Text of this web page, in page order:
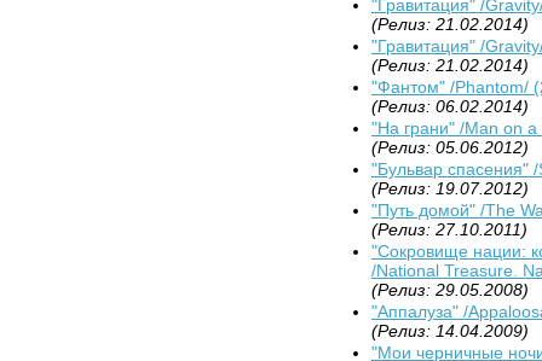
"Гравитация" /
(Релиз: 21.02.2014)
"Гравитация" /
(Релиз: 21.02.2014)
"Фантом" /Phantom/
(Релиз: 06.02.2014)
"На грани" /Man on
(Релиз: 05.06.2012)
"Бульвар спасения"
(Релиз: 19.07.2012)
"Путь домой" /The
(Релиз: 27.10.2011)
"Сокровище нации:
/National Treasure.
(Релиз: 29.05.2008)
"Аппалуза" /
(Релиз: 14.04.2009)
"Мои черничные